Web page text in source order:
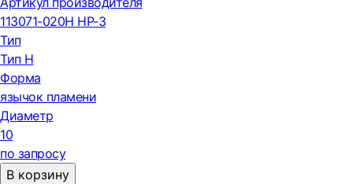
113071-020H HP-3
Тип
Тип H
Форма
язычок пламени
Диаметр
10
по запросу
В корзину